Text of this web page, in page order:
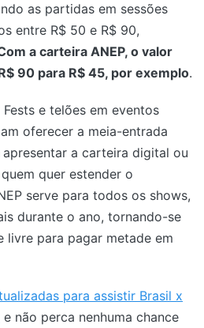
as partidas em sessões
entre R$ 50 e R$ 90,
a carteira ANEP, o valor
90 para R$ 45, por exemplo.
e telões em eventos
oferecer a meia-entrada
a carteira digital ou
quem quer estender o
serve para todos os shows,
durante o ano, tornando-se
livre para pagar metade em
para assistir Brasil x
e não perca nenhuma chance